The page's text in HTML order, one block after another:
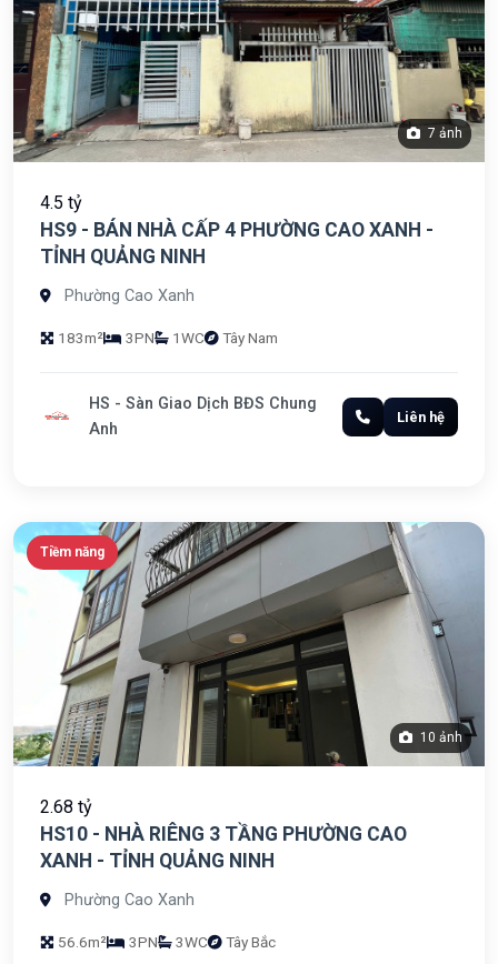
7 ảnh
4.5 tỷ
HS9 - BÁN NHÀ CẤP 4 PHƯỜNG CAO XANH -
TỈNH QUẢNG NINH
Phường Cao Xanh
183m² 3PN 1WC Tây Nam
HS - Sàn Giao Dịch BĐS Chung
Anh
Liên hệ
Tiềm năng
10 ảnh
2.68 tỷ
HS10 - NHÀ RIÊNG 3 TẦNG PHƯỜNG CAO
XANH - TỈNH QUẢNG NINH
Phường Cao Xanh
56.6m² 3PN 3WC Tây Bắc